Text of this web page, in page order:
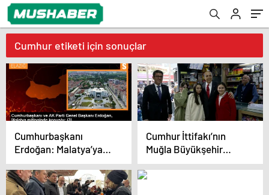
Cumhur etiketi için sonuçlar
Cumhurbaşkanı
Erdoğan: Malatya’ya
yapılan yatırımlar
anlatmakla bitmiyor
Cumhur İttifakı’nın
Muğla Büyükşehir
Belediye Başkan Adayı
Aydın Ayaydın,